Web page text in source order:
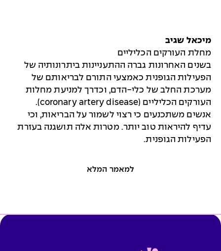
מיכאל שגיב
מחלת העורקים הכליליים
בשנים האחרונות גברה ההתעניינות ביתרונותיה של
הפעילות הגופנית כאמצעי התורם לבריאותם של
מערכת החלב של כלי-הדם, וכדרך למניעת מחלות
העורקים הכליליים (coronary artery disease).
אנשים משתכנעים כי רצוי לשמור על הבריאות, וכי
עדיף להיראות טוב יותר. מטרות אלה תושגנה בעזרת
הפעילות הגופנית.
למאמר המלא